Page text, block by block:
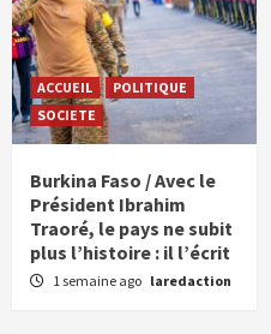
ACCUEIL
POLITIQUE
SOCIETE
Burkina Faso / Avec le
Président Ibrahim
Traoré, le pays ne subit
plus l’histoire : il l’écrit
1 semaine ago laredaction